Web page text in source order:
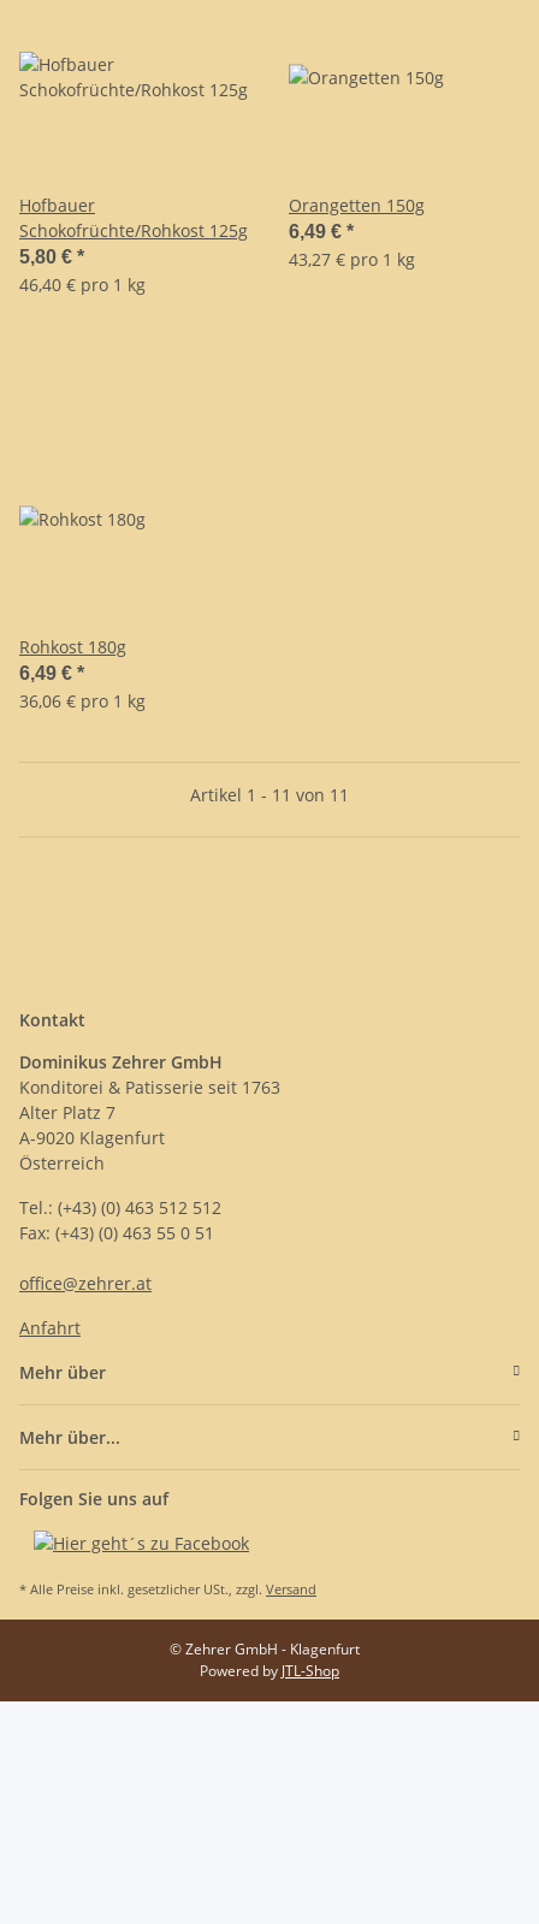
Hofbauer
Schokofrüchte/Rohkost 125g
5,80 € *
46,40 € pro 1 kg
Orangetten 150g
6,49 € *
43,27 € pro 1 kg
Rohkost 180g
6,49 € *
36,06 € pro 1 kg
Artikel 1 - 11 von 11
Kontakt
Dominikus Zehrer GmbH
Konditorei & Patisserie seit 1763
Alter Platz 7
A-9020 Klagenfurt
Österreich
Tel.: (+43) (0) 463 512 512
Fax: (+43) (0) 463 55 0 51
office@zehrer.at
Anfahrt
Mehr über
Mehr über...
Folgen Sie uns auf
* Alle Preise inkl. gesetzlicher USt., zzgl. Versand
© Zehrer GmbH - Klagenfurt
Powered by JTL-Shop